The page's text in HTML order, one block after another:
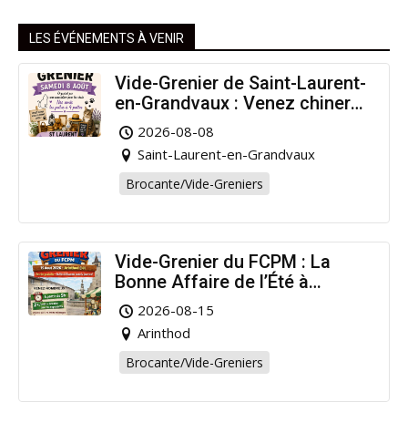
LES ÉVÉNEMENTS À VENIR
Vide-Grenier de Saint-Laurent-
en-Grandvaux : Venez chiner
pour la bonne cause !
2026-08-08
Saint-Laurent-en-Grandvaux
Brocante/Vide-Greniers
Vide-Grenier du FCPM : La
Bonne Affaire de l’Été à
Arinthod !
2026-08-15
Arinthod
Brocante/Vide-Greniers